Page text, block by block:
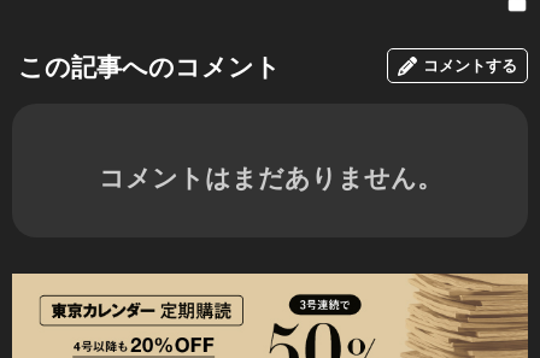
この記事へのコメント コメントする
コメントはまだありません。